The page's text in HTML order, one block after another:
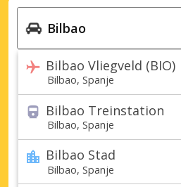
Bilbao Vliegveld (BIO)
Bilbao, Spanje
Bilbao Treinstation
Bilbao, Spanje
Bilbao Stad
Bilbao, Spanje